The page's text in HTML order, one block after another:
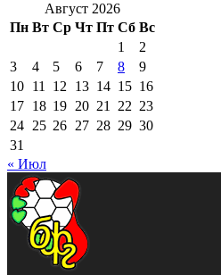
Август 2026
Пн Вт Ср Чт Пт Сб Вс
1
2
3
4 5 6 7 8
9
10 11 12 13 14 15 16
17 18 19 20 21 22 23
24 25 26 27 28 29 30
31
« Июл